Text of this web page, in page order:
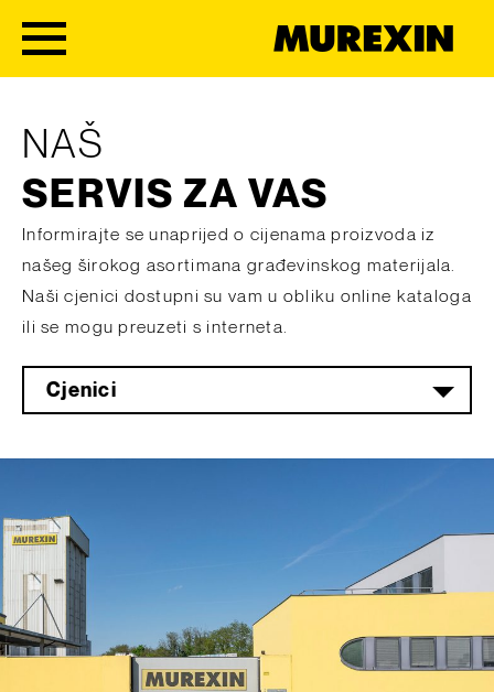
NAŠ
SERVIS ZA VAS
Informirajte se unaprijed o cijenama proizvoda iz
našeg širokog asortimana građevinskog materijala.
Naši cjenici dostupni su vam u obliku online kataloga
ili se mogu preuzeti s interneta.
Cjenici